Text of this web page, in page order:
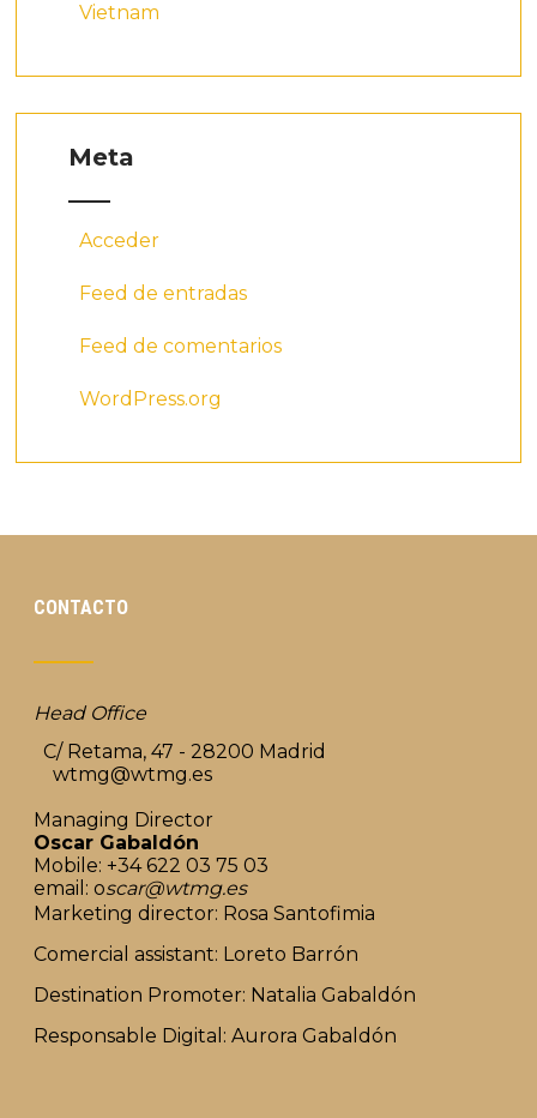
Vietnam
Meta
Acceder
Feed de entradas
Feed de comentarios
WordPress.org
CONTACTO
Head Office
C/ Retama, 47 - 28200 Madrid
wtmg@wtmg.es
Managing Director
Oscar Gabaldón
Mobile: +34 622 03 75 03
email: oscar@wtmg.es
Marketing director: Rosa Santofimia
Comercial assistant: Loreto Barrón
Destination Promoter: Natalia Gabaldón
Responsable Digital: Aurora Gabaldón